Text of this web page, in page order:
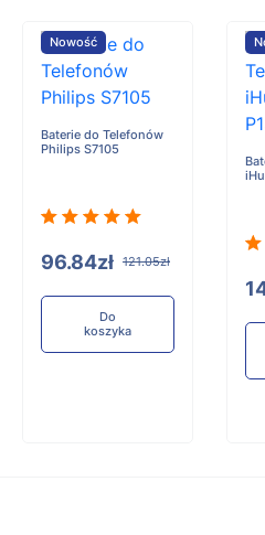
Nowość
Baterie do Telefonów
Philips S7105
96.84zł 121.05zł
Do
koszyka